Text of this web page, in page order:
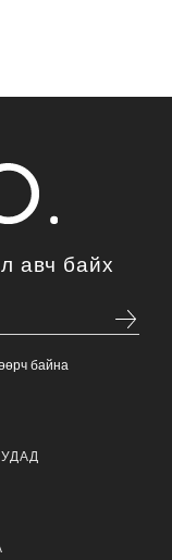
авч байх
байна